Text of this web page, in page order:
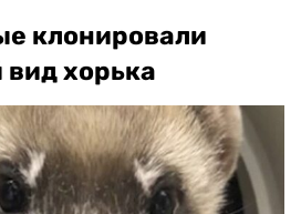
клонировали
хорька